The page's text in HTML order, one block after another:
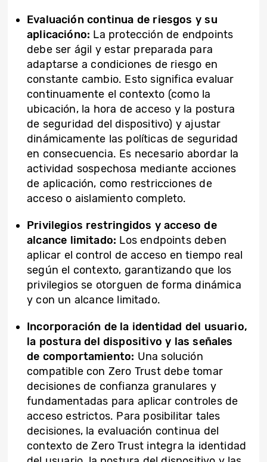
Evaluación continua de riesgos y su
aplicacióno: La protección de endpoints
debe ser ágil y estar preparada para
adaptarse a condiciones de riesgo en
constante cambio. Esto significa evaluar
continuamente el contexto (como la
ubicación, la hora de acceso y la postura
de seguridad del dispositivo) y ajustar
dinámicamente las políticas de seguridad
en consecuencia. Es necesario abordar la
actividad sospechosa mediante acciones
de aplicación, como restricciones de
acceso o aislamiento completo.
Privilegios restringidos y acceso de
alcance limitado: Los endpoints deben
aplicar el control de acceso en tiempo real
según el contexto, garantizando que los
privilegios se otorguen de forma dinámica
y con un alcance limitado.
Incorporación de la identidad del usuario,
la postura del dispositivo y las señales
de comportamiento: Una solución
compatible con Zero Trust debe tomar
decisiones de confianza granulares y
fundamentadas para aplicar controles de
acceso estrictos. Para posibilitar tales
decisiones, la evaluación continua del
contexto de Zero Trust integra la identidad